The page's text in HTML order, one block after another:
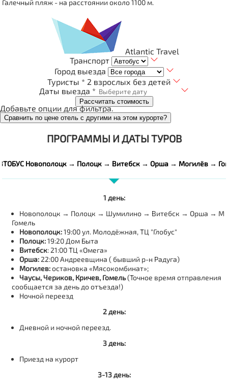
Галечный пляж - на расстоянии около 1100 м.
Atlantic Travel
Транспорт
Город выезда
Туристы * 2 взрослых без детей
Даты выезда *
Рассчитать стоимость
Добавьте опции для фильтра.
Сравнить по цене отель с другими на этом курорте?
ПРОГРАММЫ И ДАТЫ ТУРОВ
Новополоцк → Полоцк → Витебск → Орша → Могилёв →
1 день:
Новополоцк → Полоцк → Шумилино → Витебск → Орша →
Гомель
Новополоцк:19:00 ул. Молодёжная, ТЦ "Глобус"
Полоцк:19:20 Дом Быта
Витебск: 21:00 ТЦ «Омега»
Орша: 22:00 Андреевщина ( бывший р-н Радуга)
Могилев:остановка «Мясокомбинат»;
Чаусы, Чериков, Кричев, Гомель(Точное время отправления
сообщается за день до отъезда!)
Ночной переезд
2 день:
Дневной и ночной переезд.
3 день:
Приезд на курорт
3-13 день: